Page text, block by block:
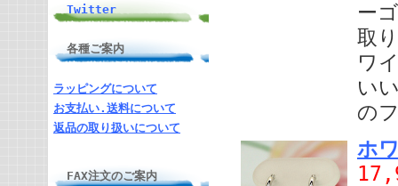
Twitter
各種ご案内
ラッピングについて
お支払い.送料について
返品の取り扱いについて
FAX注文のご案内
ー
取
ワ
い
の
ホ